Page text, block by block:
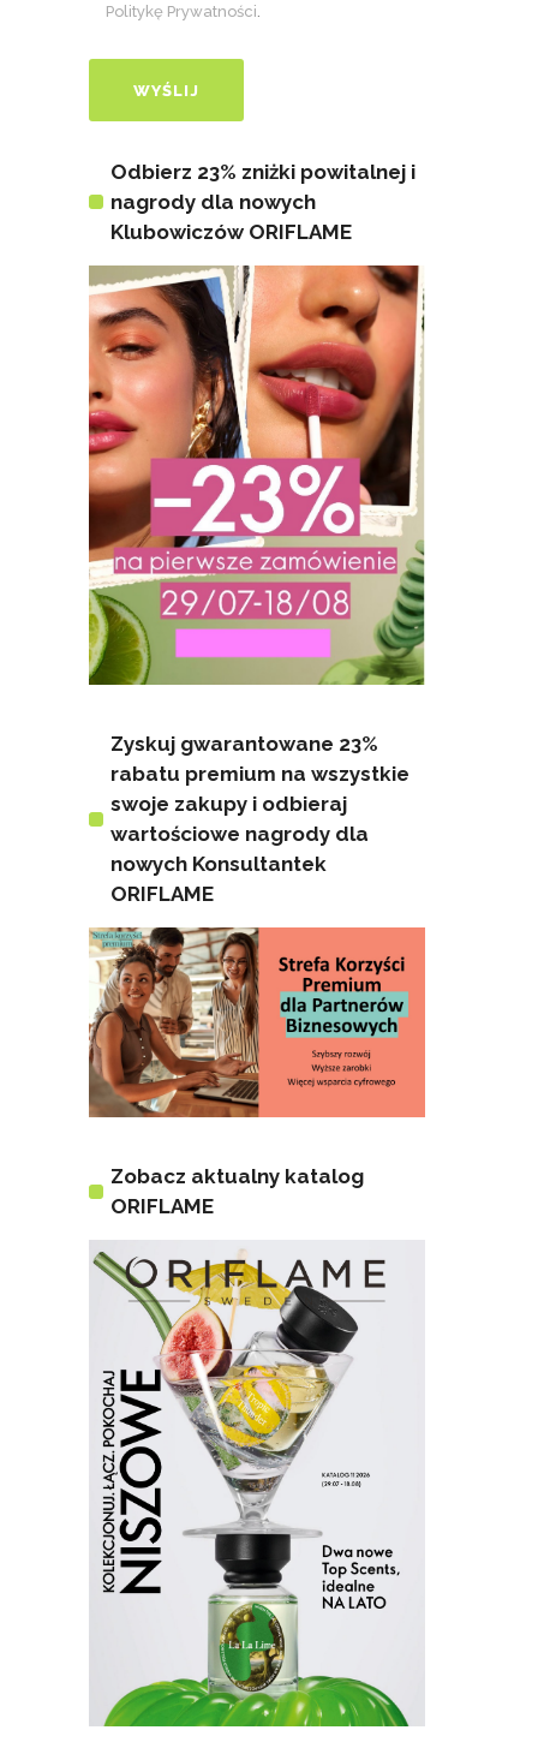
Politykę Prywatności
Odbierz 23% zniżki powitalnej i
nagrody dla nowych
Klubowiczów ORIFLAME
Zyskuj gwarantowane 23%
rabatu premium na wszystkie
swoje zakupy i odbieraj
wartościowe nagrody dla
nowych Konsultantek
ORIFLAME
Zobacz aktualny katalog
ORIFLAME